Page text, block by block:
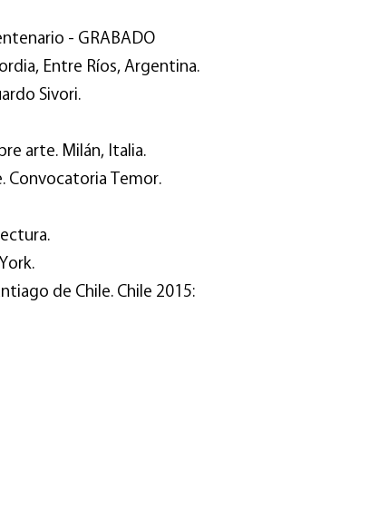
- GRABADO
Entre Ríos, Argentina.
Sivori.
arte. Milán, Italia.
Convocatoria Temor.
de Chile. Chile 2015: